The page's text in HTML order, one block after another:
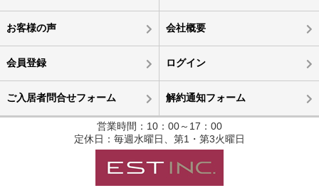
お客様の声 会社概要
会員登録 ログイン
ご入居者問合せフォーム 解約通知フォーム
営業時間：10：00～17：00
定休日：毎週水曜日、第1・第3火曜日